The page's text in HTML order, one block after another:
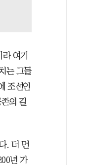
여기
는 그들
조선인
의 길
. 더 먼
년 가